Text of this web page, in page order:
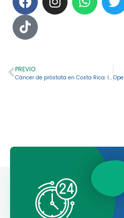
PREVIO
Cáncer de próstata en Costa Rica: lo que necesita saber